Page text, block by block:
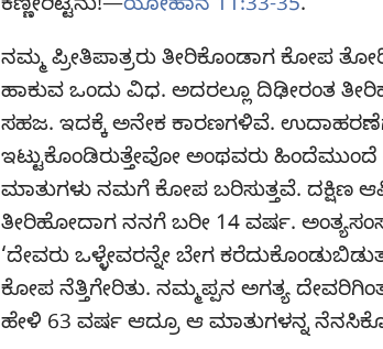
ಕಣ್ಣೀರಿಟ್ಟನು!—ಯೋಹಾನ 11:33-35.
ನಮ್ಮ ಪ್ರೀತಿಪಾತ್ರರು ತೀರಿಕೊಂಡಾಗ ಕೋಪ
ಹಾಕುವ ಒಂದು ವಿಧ. ಅದರಲ್ಲೂ ದಿಢೀರಂತ
ಸಹಜ. ಇದಕ್ಕೆ ಅನೇಕ ಕಾರಣಗಳಿವೆ.
ಇಟ್ಟುಕೊಂಡಿರುತ್ತೇವೋ ಅಂಥವರು
ಮಾತುಗಳು ನಮಗೆ ಕೋಪ ಬರಿಸುತ್ತವೆ. ದಕ್ಷಿಣ
ತೀರಿಹೋದಾಗ ನನಗೆ ಬರೀ 14 ವರ್ಷ.
‘ದೇವರು ಒಳ್ಳೇವರನ್ನೇ ಬೇಗ
ಕೋಪ ನೆತ್ತಿಗೇರಿತು. ನಮ್ಮಪ್ಪನ ಅಗತ್ಯ
ಹೇಳಿ 63 ವರ್ಷ ಆದ್ರೂ ಆ ಮಾತುಗಳನ್ನ